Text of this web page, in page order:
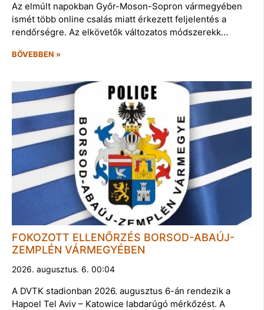
Az elmúlt napokban Győr-Moson-Sopron vármegyében
ismét több online csalás miatt érkezett feljelentés a
rendőrségre. Az elkövetők változatos módszerekk…
BŐVEBBEN »
FOKOZOTT ELLENŐRZÉS BORSOD-ABAÚJ-
ZEMPLÉN VÁRMEGYÉBEN
2026. augusztus. 6. 00:04
A DVTK stadionban 2026. augusztus 6-án rendezik a
Hapoel Tel Aviv – Katowice labdarúgó mérkőzést. A